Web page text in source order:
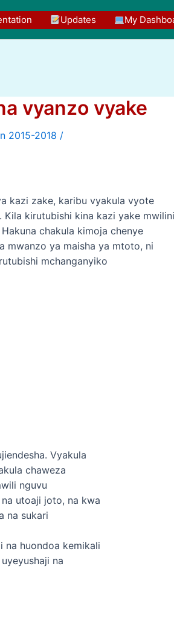
Updates My
vyanzo vyake
/
kazi zake, karibu vyakula vyote
kirutubishi kina kazi yake mwilini
chakula kimoja chenye
mwanzo ya maisha ya mtoto, ni
mchanganyiko
Vyakula
chaweza
nguvu
utoaji joto, na kwa
na sukari
na huondoa kemikali
na